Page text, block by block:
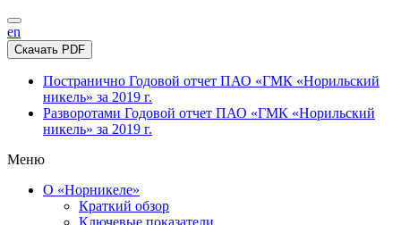
en
Скачать PDF
Постранично Годовой отчет ПАО «ГМК «Норильский
никель» за 2019 г.
Разворотами Годовой отчет ПАО «ГМК «Норильский
никель» за 2019 г.
Меню
О «Норникеле»
Краткий обзор
Ключевые показатели